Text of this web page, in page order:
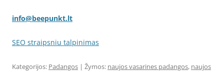
info@beepunkt.lt
SEO straipsniu talpinimas
Kategorijos: Padangos | Žymos: naujos vasarines padangos, naujos